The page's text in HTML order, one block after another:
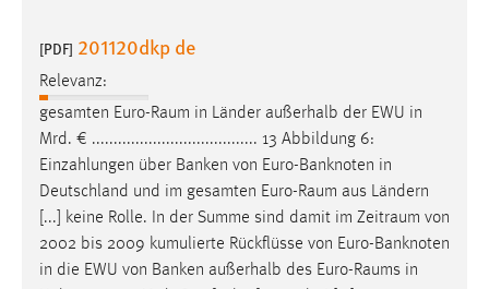
[PDF] 201120dkp de
Relevanz:
gesamten Euro-Raum in Länder außerhalb der EWU in
Mrd. € ...................................... 13 Abbildung 6:
Einzahlungen über Banken von Euro-Banknoten in
Deutschland und im gesamten Euro-Raum aus Ländern
[...] keine Rolle. In der Summe sind damit im Zeitraum von
2002 bis 2009 kumulierte Rückflüsse von Euro-Banknoten
in die EWU von Banken außerhalb des Euro-Raums in